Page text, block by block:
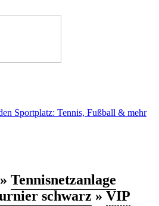
Sportplatz: Tennis, Fußball & mehr
Tennisnetzanlage
schwarz » VIP